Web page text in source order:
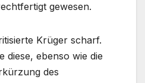
gewesen​.
Krüger scharf.
diese, ebenso wie die
des